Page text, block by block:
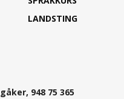
LANDSTING
948 75 365